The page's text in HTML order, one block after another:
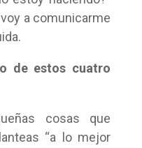
a comunicarme
de estos cuatro
cosas que
“a lo mejor